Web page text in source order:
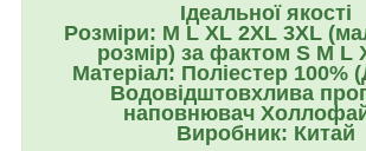
Ідеальної якості
Розміри: M L XL 2XL 3XL
розмір) за фактом S M L
Матеріал: Поліестер 100%
Водовідштовхлива
наповнювач
Виробник: Китай